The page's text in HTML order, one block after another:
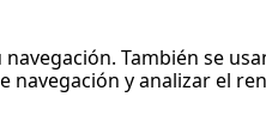
También se
y analizar el